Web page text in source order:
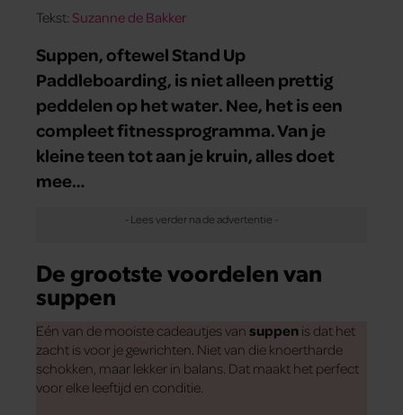
Tekst: Suzanne de Bakker
Suppen, oftewel Stand Up
Paddleboarding, is niet alleen prettig
peddelen op het water. Nee, het is een
compleet fitnessprogramma. Van je
kleine teen tot aan je kruin, alles doet
mee…
De grootste voordelen van
suppen
Eén van de mooiste cadeautjes van suppen is dat het
zacht is voor je gewrichten. Niet van die knoertharde
schokken, maar lekker in balans. Dat maakt het perfect
voor elke leeftijd en conditie.